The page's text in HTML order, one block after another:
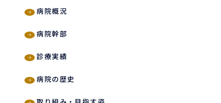
病院概況
病院幹部
診療実績
病院の歴史